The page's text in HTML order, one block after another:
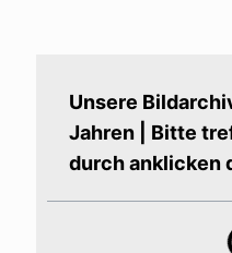
Unsere
Jahren | Bitte
durch anklicken